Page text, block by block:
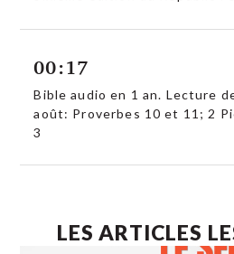
00:17
Bible audio en 1 an. Lecture
août: Proverbes 10 et 11; 2
3
LES ARTICLES